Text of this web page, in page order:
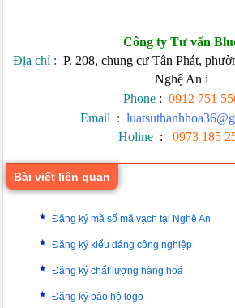
Công ty Tư vấn
Địa chỉ : P. 208, chung cư Tân Phát,
Nghệ An i
Phone: 0912 751
Email :
Holine : 0973 185
Bài viết liên quan
Đăng ký mã số mã vạch tại Nghệ An
Đăng ký kiểu dáng công nghiệp
Đăng ký chất lượng hàng hoá
Đăng ký bảo hộ logo